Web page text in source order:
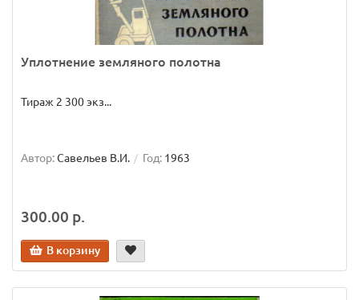
Уплотнение земляного полотна
Тираж 2 300 экз...
Автор:Савельев В.И. Год: 1963
300.00 р.
В корзину